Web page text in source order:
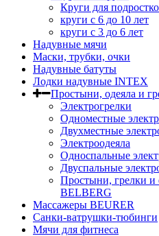
Круги для
круги с 6 до 10 лет
круги c 3 до 6 лет
Надувные мячи
Маски, трубки, очки
Надувные батуты
Лодки надувные INTEX
Простыни, одеяла и
Электрогрелки
Одноместные
Двухместные
Электроодеяла
Односпальные
Двуспальные
Простыни, грелки и
BELBERG
Массажеры BEURER
Санки-ватрушки-тюбинги
Мячи для фитнеса